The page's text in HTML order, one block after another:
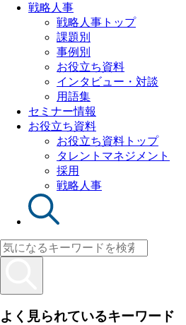
戦略人事
戦略人事トップ
課題別
事例別
お役立ち資料
インタビュー・対談
用語集
セミナー情報
お役立ち資料
お役立ち資料トップ
タレントマネジメント
採用
戦略人事
よく見られているキーワード